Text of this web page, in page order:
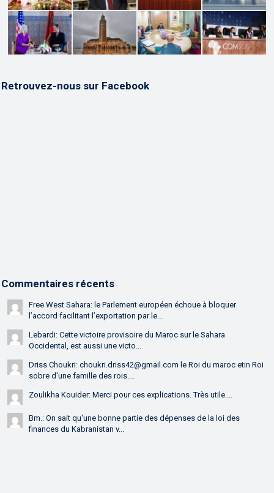
Retrouvez-nous sur Facebook
Commentaires récents
Free West Sahara: le Parlement européen échoue à bloquer
l’accord facilitant l’exportation par le...
Lebardi: Cette victoire provisoire du Maroc sur le Sahara
Occidental, est aussi une victo...
Driss Choukri: choukri.driss42@gmail.com le Roi du maroc etin Roi
sobre d'une famille des rois....
Zoulikha Kouider: Merci pour ces explications. Très utile....
Bm.: On sait qu'une bonne partie des dépenses de la loi des
finances du Kabranistan v...